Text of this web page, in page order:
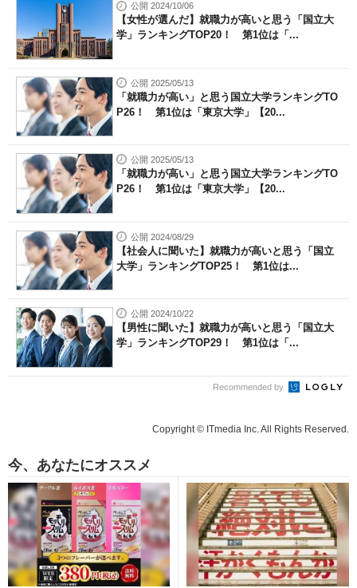
公開 2024/10/06
【女性が選んだ】就職力が高いと思う「国立大
学」ランキングTOP20！ 第1位は「...
公開 2025/05/13
「就職力が高い」と思う国立大学ランキングTO
P26！ 第1位は「東京大学」【20...
公開 2025/05/13
「就職力が高い」と思う国立大学ランキングTO
P26！ 第1位は「東京大学」【20...
公開 2024/08/29
【社会人に聞いた】就職力が高いと思う「国立
大学」ランキングTOP25！ 第1位は...
公開 2024/10/22
【男性に聞いた】就職力が高いと思う「国立大
学」ランキングTOP29！ 第1位は「...
Recommended by
Copyright © ITmedia Inc. All Rights Reserved.
今、あなたにオススメ